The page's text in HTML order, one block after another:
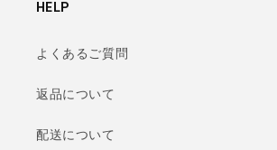
HELP
よくあるご質問
返品について
配送について